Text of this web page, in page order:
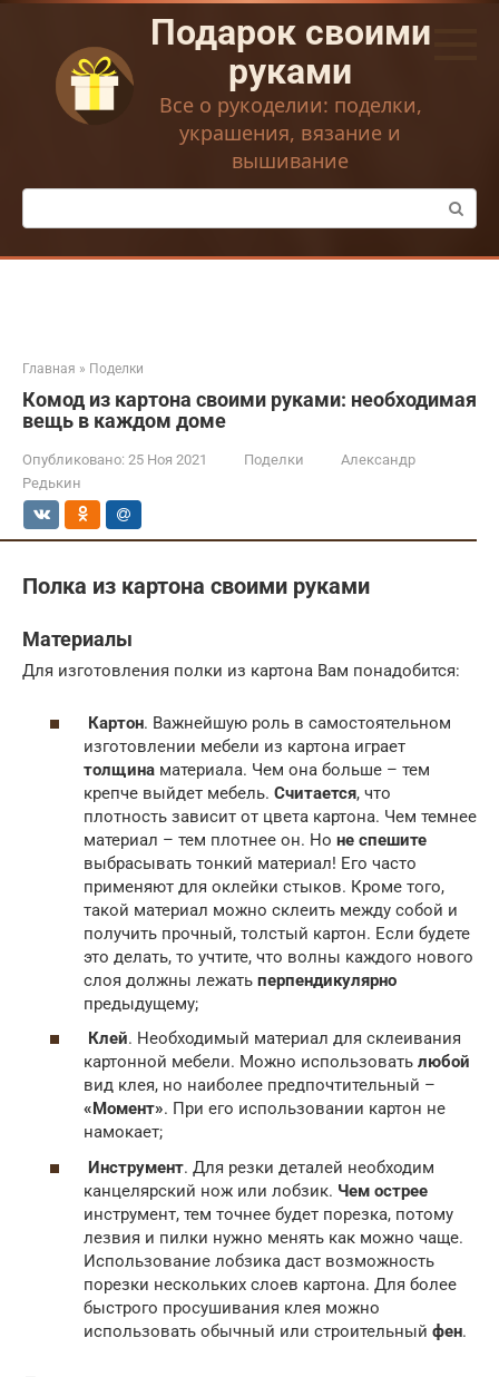
Перейти
контенту
Подарок своими
руками
Все о рукоделии: поделки,
украшения, вязание и
вышивание
Поиск:
Главная » Поделки
Комод из картона своими руками: необходимая
вещь в каждом доме
Опубликовано: 25 Ноя 2021 Поделки
Александр
Редькин
Полка из картона своими руками
Материалы
Для изготовления полки из картона Вам понадобится:
Картон. Важнейшую роль в самостоятельном
изготовлении мебели из картона играет
толщина материала. Чем она больше – тем
крепче выйдет мебель. Считается, что
плотность зависит от цвета картона. Чем темнее
материал – тем плотнее он. Но не спешите
выбрасывать тонкий материал! Его часто
применяют для оклейки стыков. Кроме того,
такой материал можно склеить между собой и
получить прочный, толстый картон. Если будете
это делать, то учтите, что волны каждого нового
слоя должны лежать перпендикулярно
предыдущему;
Клей. Необходимый материал для склеивания
картонной мебели. Можно использовать любой
вид клея, но наиболее предпочтительный –
«Момент». При его использовании картон не
намокает;
Инструмент. Для резки деталей необходим
канцелярский нож или лобзик. Чем острее
инструмент, тем точнее будет порезка, потому
лезвия и пилки нужно менять как можно чаще.
Использование лобзика даст возможность
порезки нескольких слоев картона. Для более
быстрого просушивания клея можно
использовать обычный или строительный фен.